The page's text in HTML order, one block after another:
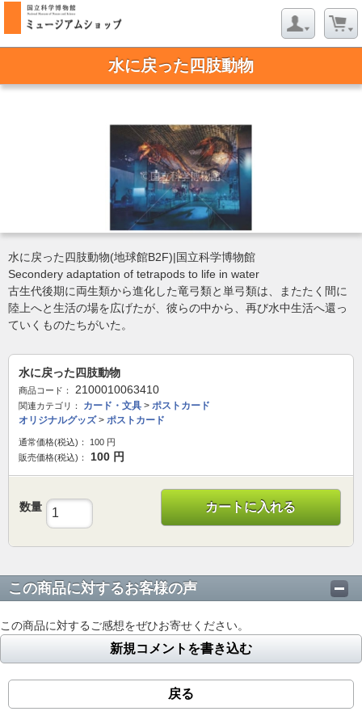
水に戻った四肢動物
水に戻った四肢動物(地球館B2F)|国立科学博物館
Secondery adaptation of tetrapods to life in water
古生代後期に両生類から進化した竜弓類と単弓類は、またたく間に
陸上へと生活の場を広げたが、彼らの中から、再び水中生活へ還っ
ていくものたちがいた。
水に戻った四肢動物
商品コード： 2100010063410
関連カテゴリ： カード・文具 > ポストカード
オリジナルグッズ> ポストカード
通常価格(税込)： 100 円
販売価格(税込)：
100 円
数量 カートに入れる
この商品に対するお客様の声
この商品に対するご感想をぜひお寄せください。
新規コメントを書き込む
戻る